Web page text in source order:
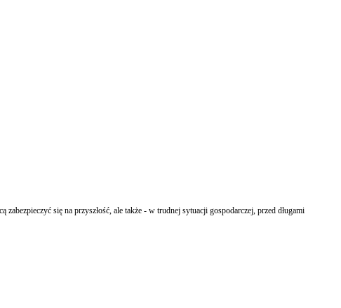
się na przyszłość, ale także - w trudnej sytuacji gospodarczej, przed długami